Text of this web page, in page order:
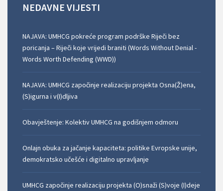
NEDAVNE VIJESTI
NAJAVA: UMHCG pokreće program podrške Riječi bez
poricanja – Riječi koje vrijedi braniti (Words Without Denial -
Words Worth Defending (WWD))
NAJAVA: UMHCG započinje realizaciju projekta Osna(Ž)ena,
(S)igurna i v(I)dljiva
Obavještenje: Kolektiv UMHCG na godišnjem odmoru
Onlajn obuka za jačanje kapaciteta: politike Evropske unije,
demokratsko učešće i digitalno upravljanje
UMHCG započinje realizaciju projekta (O)snaži (S)voje (I)deje